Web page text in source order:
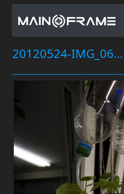
20120524-IMG_0644.jpg